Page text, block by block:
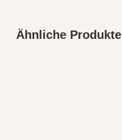
Ähnliche Produkte